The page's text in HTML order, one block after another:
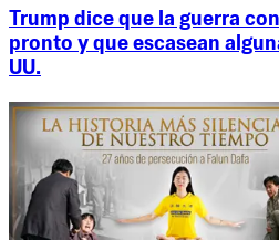
Trump dice que la guerra
pronto y que escasean
UU.